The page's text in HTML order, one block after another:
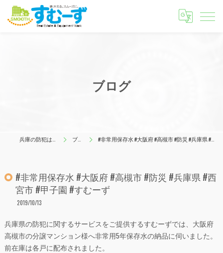
ブログ
ブログ #非常用保存水 #大阪府 #高槻市 #防災 #兵庫県 #西宮市 #甲子園 #すむーず
#非常用保存水 #大阪府 #高槻市 #防災 #兵庫県 #西
宮市 #甲子園 #すむーず
2019/10/13
兵庫県の防犯に関するサービスをご提供するすむーずでは、大阪府
高槻市の分譲マンション様へ非常用5年保存水の納品に伺いました。
前在庫は各戸に配布されました。